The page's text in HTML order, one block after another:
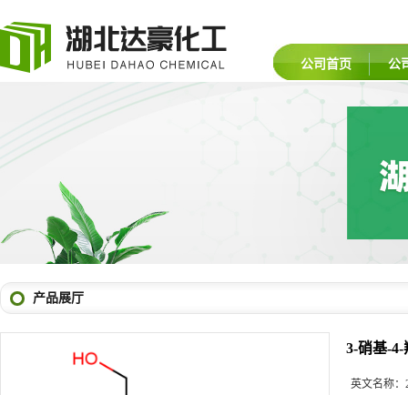
公司首页 公
产品展厅
3-硝基-
英文名称：